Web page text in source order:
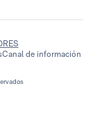
Canal de información